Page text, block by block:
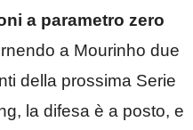
a parametro zero
a Mourinho due
della prossima Serie
la difesa è a posto, e